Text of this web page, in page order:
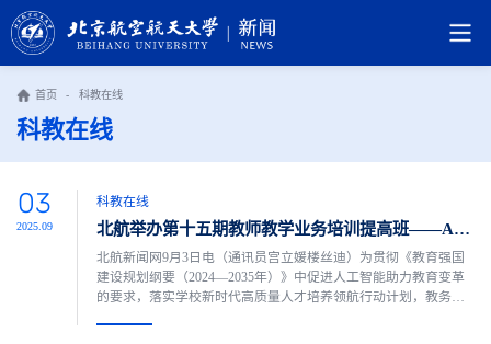
首页 - 科教在线
科教在线
03
2025.09
科教在线
北航举办第十五期教师教学业务培训提高班——AI赋能专题
北航新闻网9月3日电（通讯员宫立媛楼丝迪）为贯彻《教育强国
建设规划纲要（2024—2035年）》中促进人工智能助力教育变革
的要求，落实学校新时代高质量人才培养领航行动计划，教务